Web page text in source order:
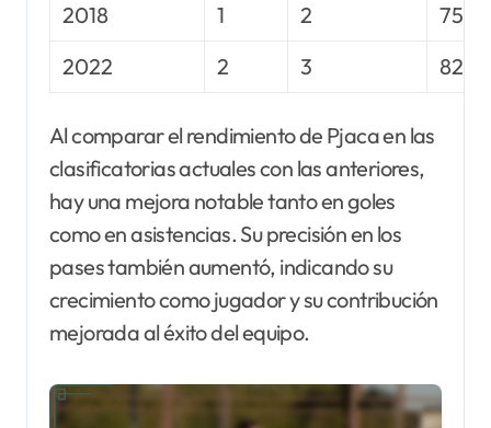
2018
1 2
75
2022
2 3 82
Al comparar el rendimiento de Pjaca en las
clasificatorias actuales con las anteriores,
hay una mejora notable tanto en goles
como en asistencias. Su precisión en los
pases también aumentó, indicando su
crecimiento como jugador y su contribución
mejorada al éxito del equipo.